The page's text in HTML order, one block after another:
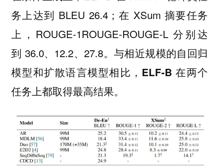
务上达到 BLEU 26.4；在 XSum 摘要任务
上，ROUGE-1ROUGE-ROUGE-L 分别达
到 36.0、12.2、27.8。与相近规模的自回归
模型和扩散语言模型相比， ELF-B 在两个
任务上都取得最高结果。